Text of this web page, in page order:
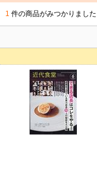
1 件の商品がみつかりました